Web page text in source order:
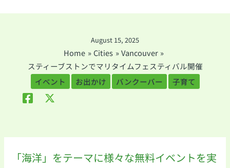
August 15, 2025
Home Cities
Vancouver
スティーブストンでマリタイムフェスティバル開催
イベント
お出かけ バンクーバー 子育て
「海洋」をテーマに様々な無料イベントを実